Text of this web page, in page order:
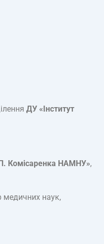
ДУ «Інститут
Комісаренка НАМНУ»,
медичних наук,